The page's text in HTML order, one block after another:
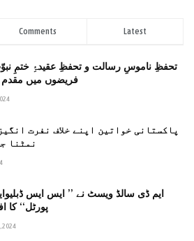
Comments Latest
تحفظِ ناموسِ رسالت و تحفظِ عقیدۂِ ختمِ
فریضوں میں
پاکستانی خواتین اپنے خلاف نفرت
نمٹنا
ایم ڈی سالڈ ویسٹ نے ’’ ایس ایس
پورٹل‘‘ کا
2024